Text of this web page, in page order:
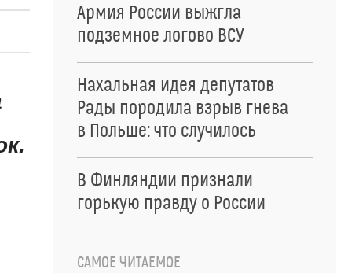
Армия России выжгла
подземное логово ВСУ
Нахальная идея депутатов
Рады породила взрыв гнева
в Польше: что случилось
В Финляндии признали
горькую правду о России
САМОЕ ЧИТАЕМОЕ